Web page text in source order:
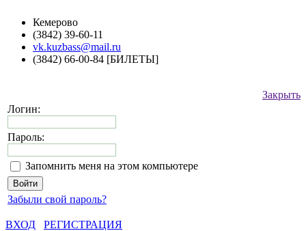
Кемерово
(3842) 39-60-11
vk.kuzbass@mail.ru
(3842) 66-00-84 [БИЛЕТЫ]
Закрыть
Логин:
Пароль:
Запомнить меня на этом компьютере
Забыли свой пароль?
ВХОД
РЕГИСТРАЦИЯ